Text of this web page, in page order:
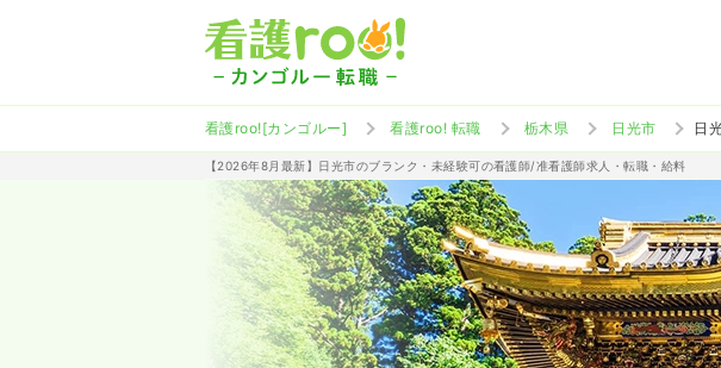
看護roo![カンゴルー] 看護roo! 転職 栃木県 日光市 日
【2026年8月最新】日光市のブランク・未経験可の看護師/准看護師求人・転職・給料